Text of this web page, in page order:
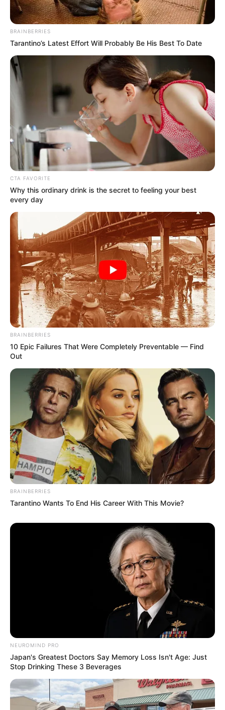
BRAINBERRIES
Tarantino’s Latest Effort Will Probably Be His Best To Date
CTA FAVORITE
Why this ordinary drink is the secret to feeling your best
every day
BRAINBERRIES
10 Epic Failures That Were Completely Preventable — Find
Out
BRAINBERRIES
Tarantino Wants To End His Career With This Movie?
NEUROMIND PRO
Japan's Greatest Doctors Say Memory Loss Isn't Age: Just
Stop Drinking These 3 Beverages